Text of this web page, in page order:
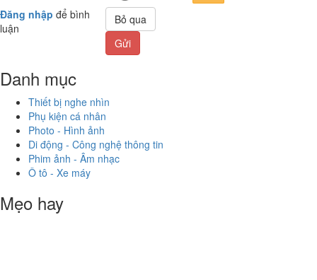
Đăng nhập để bình
luận
Bỏ qua
Gửi
Danh mục
Thiết bị nghe nhìn
Phụ kiện cá nhân
Photo - Hình ảnh
Di động - Công nghệ thông tin
Phim ảnh - Âm nhạc
Ô tô - Xe máy
Mẹo hay